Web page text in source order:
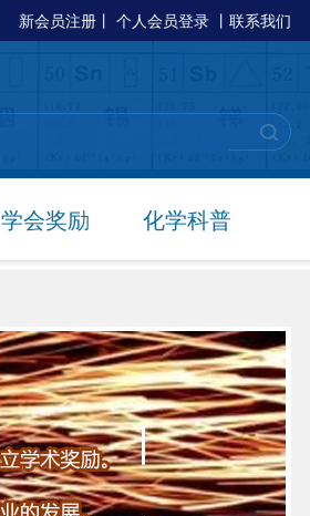
新会员注册 丨 个人会员登录 丨 联系我们
学会奖励 化学科普